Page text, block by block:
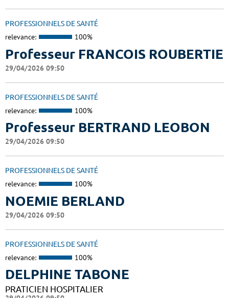
PROFESSIONNELS DE SANTÉ
relevance: 100%
Professeur FRANCOIS ROUBERTIE
29/04/2026 09:50
PROFESSIONNELS DE SANTÉ
relevance: 100%
Professeur BERTRAND LEOBON
29/04/2026 09:50
PROFESSIONNELS DE SANTÉ
relevance: 100%
NOEMIE BERLAND
29/04/2026 09:50
PROFESSIONNELS DE SANTÉ
relevance: 100%
DELPHINE TABONE
PRATICIEN HOSPITALIER